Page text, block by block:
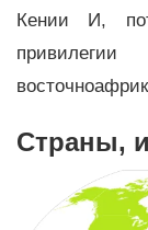
Кении И,
Страны,